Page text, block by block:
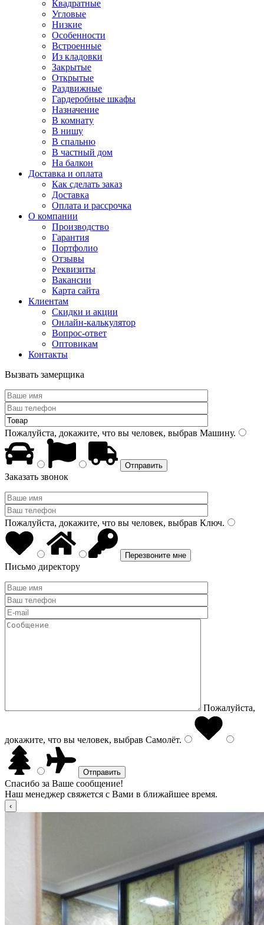
Квадратные
Угловые
Низкие
Особенности
Встроенные
Из кладовки
Закрытые
Открытые
Раздвижные
Гардеробные шкафы
Назначение
В комнату
В нишу
В спальню
В частный дом
На балкон
Доставка и оплата
Как сделать заказ
Доставка
Оплата и рассрочка
О компании
Производство
Гарантия
Портфолио
Отзывы
Реквизиты
Вакансии
Карта сайта
Клиентам
Скидки и акции
Онлайн-калькулятор
Вопрос-ответ
Оптовикам
Контакты
Вызвать замерщика
Пожалуйста, докажите, что вы человек, выбрав Машину.
Заказать звонок
Пожалуйста, докажите, что вы человек, выбрав Ключ.
Письмо директору
Пожалуйста,
докажите, что вы человек, выбрав Самолёт.
Спасибо за Ваше сообщение!
Наш менеджер свяжется с Вами в ближайшее время.